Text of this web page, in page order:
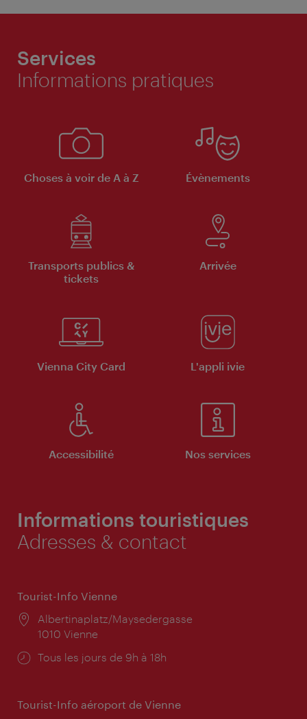
Services
Informations pratiques
Choses à voir de A à Z Évènements
Transports publics &
tickets
Arrivée
Vienna City Card L'appli ivie
Accessibilité Nos services
Informations touristiques
Adresses & contact
Tourist-Info Vienne
Lieu:
Albertinaplatz/Maysedergasse
1010 Vienne
Horaires
Tous les jours de 9h à 18h
Tourist-Info aéroport de Vienne